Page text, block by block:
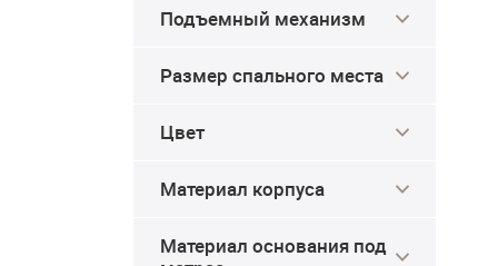
Подъемный механизм
Размер спального места
Цвет
Материал корпуса
Материал основания под